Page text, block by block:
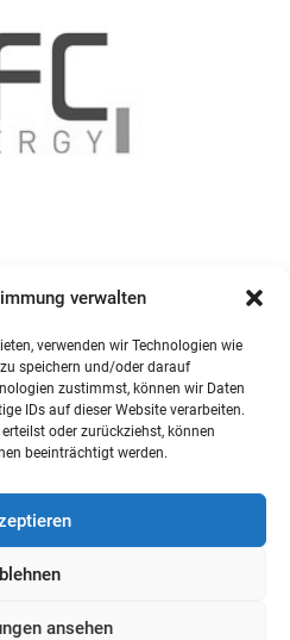
verwalten
verwenden wir Technologien wie
speichern und/oder darauf
zustimmst, können wir Daten
IDs auf dieser Website verarbeiten.
oder zurückziehst, können
beeinträchtigt werden.
ansehen